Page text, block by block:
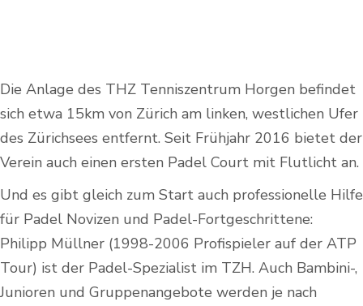
Die Anlage des THZ Tenniszentrum Horgen befindet
sich etwa 15km von Zürich am linken, westlichen Ufer
des Zürichsees entfernt. Seit Frühjahr 2016 bietet der
Verein auch einen ersten Padel Court mit Flutlicht an.
Und es gibt gleich zum Start auch professionelle Hilfe
für Padel Novizen und Padel-Fortgeschrittene:
Philipp Müllner (1998-2006 Profispieler auf der ATP
Tour) ist der Padel-Spezialist im TZH. Auch Bambini-,
Junioren und Gruppenangebote werden je nach